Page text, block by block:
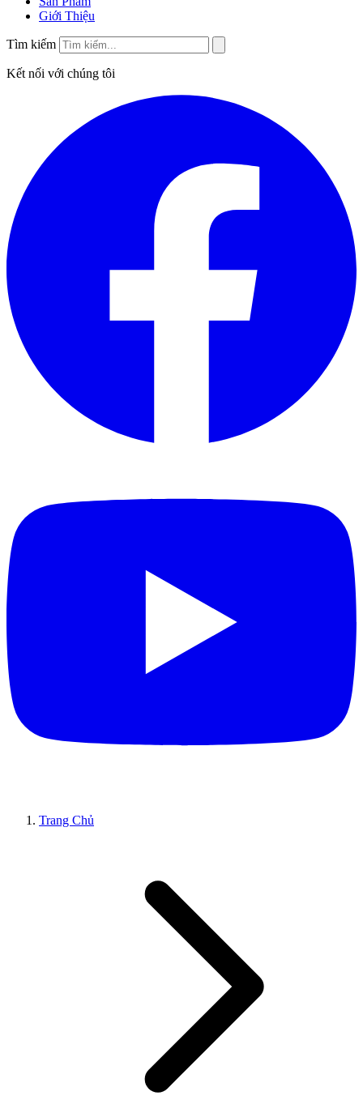
Giới Thiệu
Tìm kiếm
Kết nối với chúng tôi
Trang Chủ